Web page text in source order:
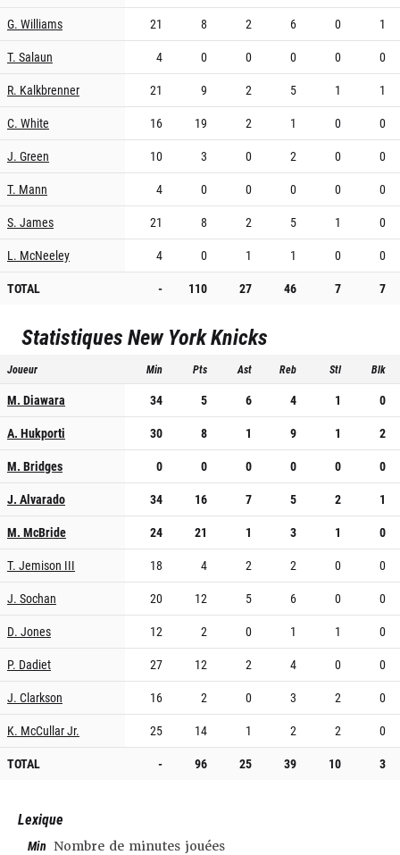
G. Williams
21 8 2 6 0
1
T. Salaun
4 0 0 0 0
0
R. Kalkbrenner
21 9 2 5 1
1
C. White
16 19 2 1 0
0
J. Green
10 3 0 2 0
0
T. Mann
4 0 0 0 0
0
S. James
21 8 2 5 1
0
L. McNeeley
4 0 1 1 0
0
TOTAL
- 110 27 46 7 7
StatistiquesNew York Knicks
Joueur Min Pts Ast Reb Stl Blk
M. Diawara 34 5 6 4 1
0
A. Hukporti
30 8 1 9 1
2
M. Bridges
0 0 0 0 0
0
J. Alvarado
34 16 7 5 2
1
M. McBride
24 21 1 3 1
0
T. Jemison III
18 4 2 2 0
0
J. Sochan
20 12 5 6 0
0
D. Jones
12 2 0 1 1
0
P. Dadiet
27 12 2 4 0
0
J. Clarkson
16 2 0 3 2
0
K. McCullar Jr.
25 14 1 2 2
0
TOTAL
- 96 25 39 10 3
Lexique
Min Nombre de minutes jouées